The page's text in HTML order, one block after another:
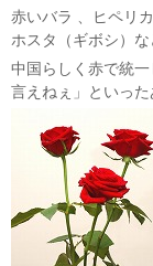
赤いバラ 、ヒペリ
ホスタ（ギボシ）な
中国らしく赤で統
言えねぇ」といった